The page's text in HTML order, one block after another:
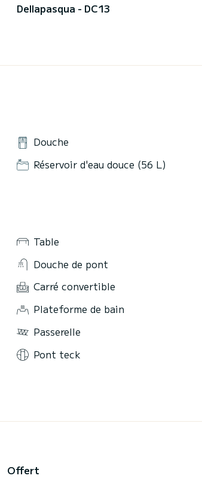
Dellapasqua - DC13
Douche
Réservoir d'eau douce (56 L)
Table
Douche de pont
Carré convertible
Plateforme de bain
Passerelle
Pont teck
Offert